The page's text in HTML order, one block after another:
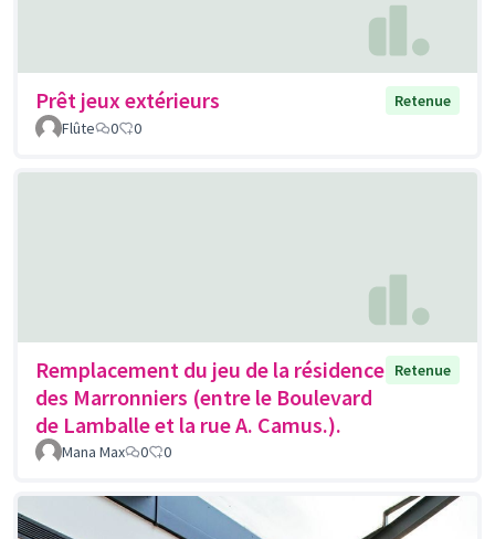
Prêt jeux extérieurs
Retenue
Flûte
0 0
Remplacement du jeu de la résidence
des Marronniers (entre le Boulevard
de Lamballe et la rue A. Camus.).
Retenue
Mana Max 0 0